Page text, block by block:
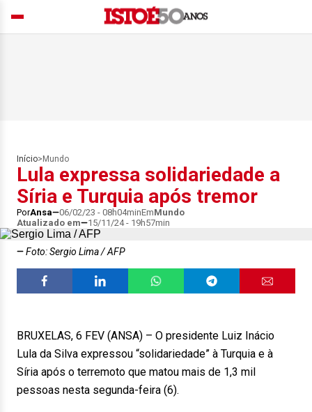
Início> Mundo
Lula expressa solidariedade a
Síria e Turquia após tremor
PorAnsa 06/02/23 - 08h04minEmMundo
Atualizado em
15/11/24 - 19h57min
Foto: Sergio Lima / AFP
BRUXELAS, 6 FEV (ANSA) – O presidente Luiz Inácio
Lula da Silva expressou “solidariedade” à Turquia e à
Síria após o terremoto que matou mais de 1,3 mil
pessoas nesta segunda-feira (6).